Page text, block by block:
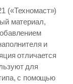
(«Техномаст»)
материал,
и
отличается
для
с помощью